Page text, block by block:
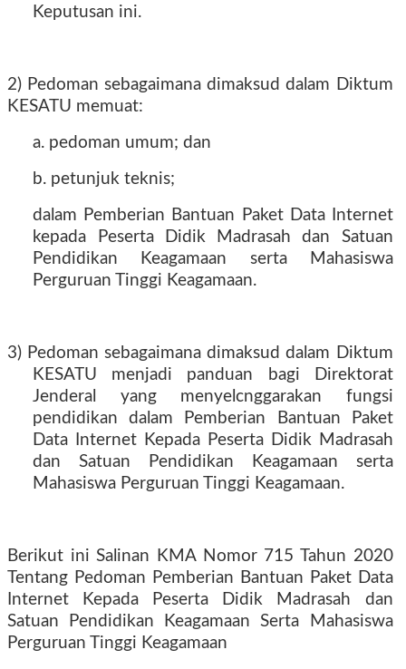
Keputusan ini.
2) Pedoman sebagaimana dimaksud dalam Diktum
KESATU memuat:
a. pedoman umum; dan
b. petunjuk teknis;
dalam Pemberian Bantuan Paket Data Internet
kepada Peserta Didik Madrasah dan Satuan
Pendidikan Keagamaan serta Mahasiswa
Perguruan Tinggi Keagamaan.
3) Pedoman sebagaimana dimaksud dalam Diktum
KESATU menjadi panduan bagi Direktorat
Jenderal yang menyelcnggarakan fungsi
pendidikan dalam Pemberian Bantuan Paket
Data Internet Kepada Peserta Didik Madrasah
dan Satuan Pendidikan Keagamaan serta
Mahasiswa Perguruan Tinggi Keagamaan.
Berikut ini Salinan KMA Nomor 715 Tahun 2020
Tentang Pedoman Pemberian Bantuan Paket Data
Internet Kepada Peserta Didik Madrasah dan
Satuan Pendidikan Keagamaan Serta Mahasiswa
Perguruan Tinggi Keagamaan